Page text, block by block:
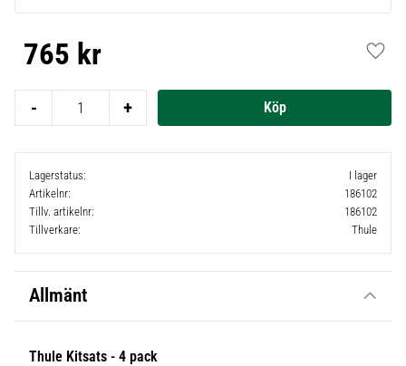
765 kr
+
-
Lagerstatus
I lager
Artikelnr
186102
Tillv. artikelnr
186102
Tillverkare
Thule
Allmänt
Thule Kitsats - 4 pack